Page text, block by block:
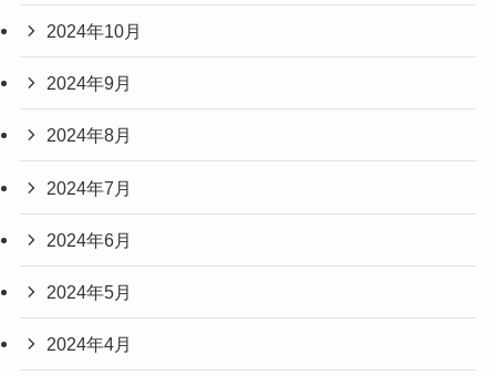
2024年10月
2024年9月
2024年8月
2024年7月
2024年6月
2024年5月
2024年4月